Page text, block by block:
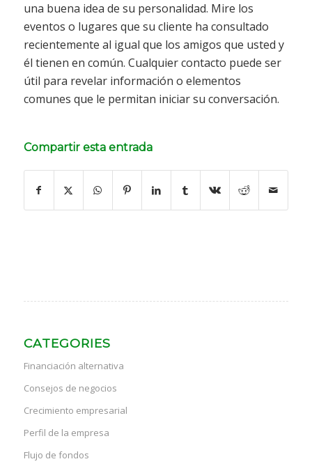
una buena idea de su personalidad. Mire los
eventos o lugares que su cliente ha consultado
recientemente al igual que los amigos que usted y
él tienen en común. Cualquier contacto puede ser
útil para revelar información o elementos
comunes que le permitan iniciar su conversación.
Compartir esta entrada
CATEGORIES
Financiación alternativa
Consejos de negocios
Crecimiento empresarial
Perfil de la empresa
Flujo de fondos